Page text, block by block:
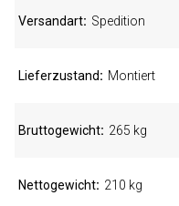
Versandart Spedition
Lieferzustand Montiert
Bruttogewicht 265 kg
Nettogewicht 210 kg